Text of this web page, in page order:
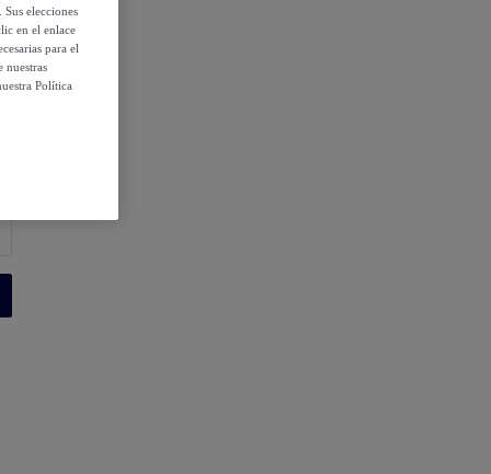
elecciones
en el enlace
para el
nuestras
Política